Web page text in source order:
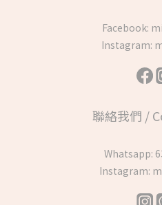
Facebook:
Instagram:
聯絡我們 /
Whatsapp:
Instagram: